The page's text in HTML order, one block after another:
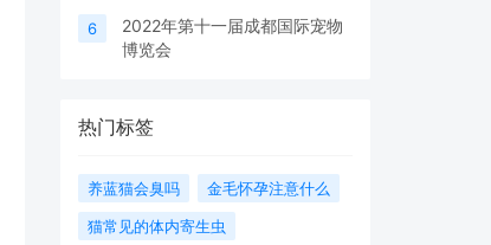
6
2022年第十一届成都国际宠物
博览会
热门标签
养蓝猫会臭吗
金毛怀孕注意什么
猫常见的体内寄生虫